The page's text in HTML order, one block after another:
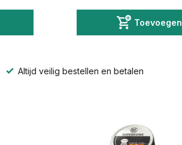
Toevoegen
Altijd veilig bestellen en betalen